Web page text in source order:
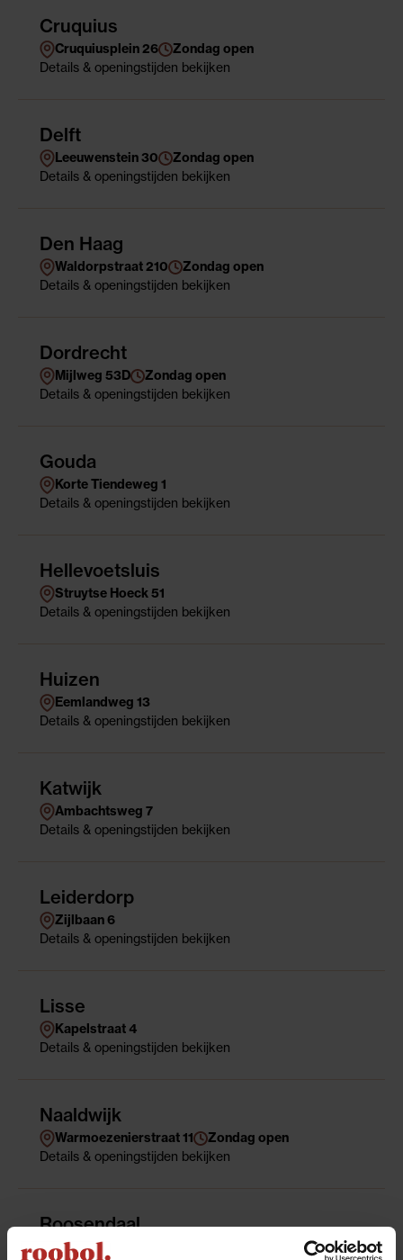
Cruquius
Cruquiusplein 26
Zondag open
Details & openingstijden bekijken
Delft
Leeuwenstein 30
Zondag open
Details & openingstijden bekijken
Den Haag
Waldorpstraat 210
Zondag open
Details & openingstijden bekijken
Dordrecht
Mijlweg 53D
Zondag open
Details & openingstijden bekijken
Gouda
Korte Tiendeweg 1
Details & openingstijden bekijken
Hellevoetsluis
Struytse Hoeck 51
Details & openingstijden bekijken
Huizen
Eemlandweg 13
Details & openingstijden bekijken
Katwijk
Ambachtsweg 7
Details & openingstijden bekijken
Leiderdorp
Zijlbaan 6
Details & openingstijden bekijken
Lisse
Kapelstraat 4
Details & openingstijden bekijken
Naaldwijk
Warmoezenierstraat 11
Zondag open
Details & openingstijden bekijken
Roosendaal
Oostplein 15A